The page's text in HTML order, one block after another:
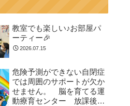
教室でも楽しい♪お部屋パ
ーティー🎉
2026.07.15
危険予測ができない自閉症
では周囲のサポートが欠か
せません。 脳を育てる運
動療育センター 放課後等